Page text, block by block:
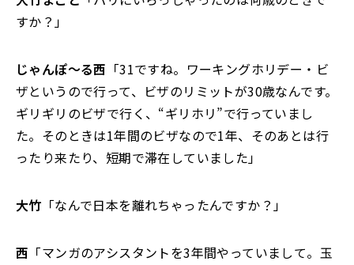
すか？」
じゃんぽ～る西 「31ですね。ワーキングホリデー・ビ
ザというので行って、ビザのリミットが30歳なんです。
ギリギリのビザで行く、“ギリホリ”で行っていまし
た。そのときは1年間のビザなので1年、そのあとは行
ったり来たり、短期で滞在していました」
大竹 「なんで日本を離れちゃったんですか？」
西 「マンガのアシスタントを3年間やっていまして。玉